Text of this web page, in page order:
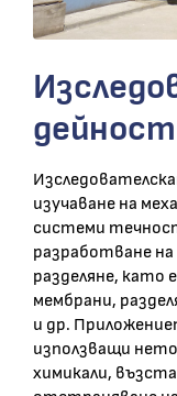
дейност
изучаване на
системи
разработване
разделяне, като
мембрани,
и др.
използващи
химикали,